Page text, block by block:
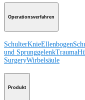
Operationsverfahren
SchulterKnieEllenbogen
und SprunggelenkTrauma
SurgeryWirbelsäule
Produkt